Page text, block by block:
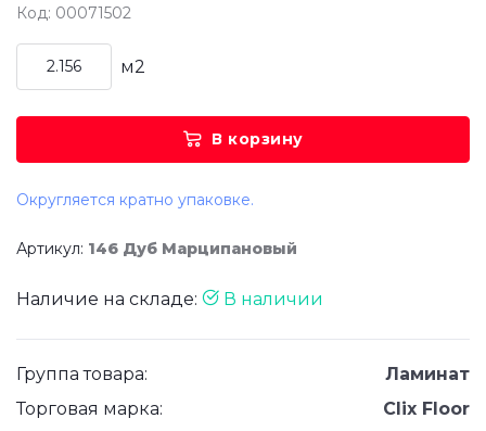
Код: 00071502
м2
В корзину
Округляется кратно упаковке.
Артикул: 146 Дуб Марципановый
Наличие на складе: В наличии
Группа товара:
Ламинат
Торговая марка:
Clix Floor